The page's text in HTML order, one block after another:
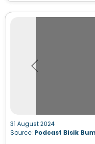
Previous
31 August 2024
Source: Podcast Bisik